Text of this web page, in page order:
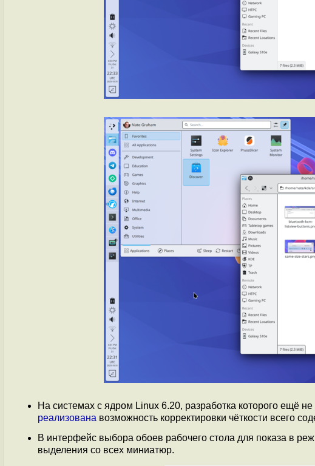
На системах с ядром Linux 6.20, разработка которого ещё
реализована возможность корректировки чёткости всего
В интерфейс выбора обоев рабочего стола для показа в
выделения со всех миниатюр.